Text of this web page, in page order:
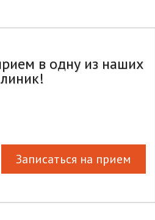
в одну из наших
Записаться на прием